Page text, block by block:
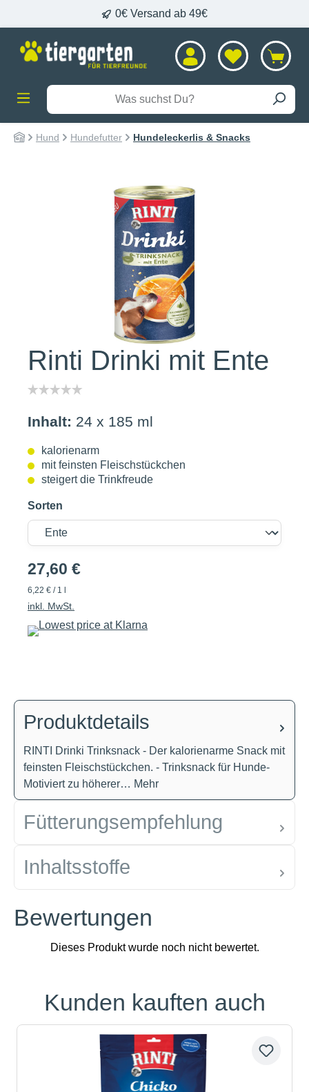
0€ Versand ab 49€
Hund Hundefutter Hundeleckerlis & Snacks
Bildergalerie überspringen
Rinti Drinki mit Ente
Inhalt: 24 x 185 ml
kalorienarm
mit feinsten Fleischstückchen
steigert die Trinkfreude
Sorten
27,60 €
6,22 € / 1 l
inkl. MwSt.
Produktdetails
RINTI Drinki Trinksnack - Der kalorienarme Snack mit
feinsten Fleischstückchen. - Trinksnack für Hunde-
Motiviert zu höherer… Mehr
Fütterungsempfehlung
Inhaltsstoffe
Bewertungen
Produktgalerie überspringen
Kunden kauften auch